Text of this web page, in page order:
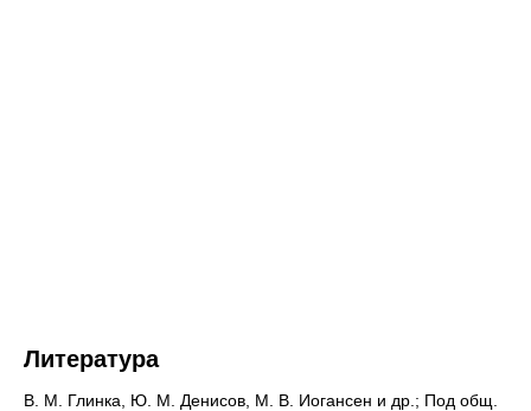
Литература
В. М. Глинка, Ю. М. Денисов, М. В. Иогансен и др.; Под общ.